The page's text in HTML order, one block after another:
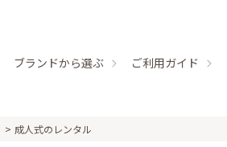
ブランドから選ぶ ご利用ガイド
成人式のレンタル